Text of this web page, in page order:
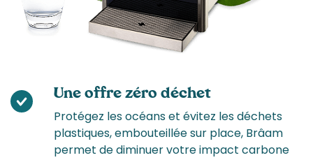
Une offre zéro déchet
Protégez les océans et évitez les déchets
plastiques, embouteillée sur place, Brâam
permet de diminuer votre impact carbone